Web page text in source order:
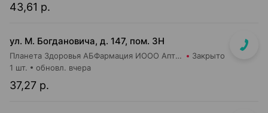
43,61 р.
ул. М. Богдановича, д. 147, пом. 3Н
Планета Здоровья АБФармация ИООО Аптека №8 Закрыто
37,27 р.
1 шт. обновл. вчера